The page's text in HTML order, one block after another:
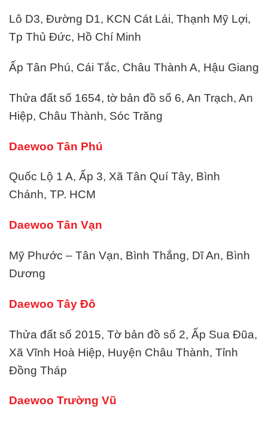
Lô D3, Đường D1, KCN Cát Lái, Thạnh Mỹ Lợi,
Tp Thủ Đức, Hồ Chí Minh
Ấp Tân Phú, Cái Tắc, Châu Thành A, Hậu Giang
Thửa đất số 1654, tờ bản đồ số 6, An Trạch, An
Hiệp, Châu Thành, Sóc Trăng
Daewoo Tân Phú
Quốc Lộ 1 A, Ấp 3, Xã Tân Quí Tây, Bình
Chánh, TP. HCM
Daewoo Tân Vạn
Mỹ Phước – Tân Vạn, Bình Thắng, Dĩ An, Bình
Dương
Daewoo Tây Đô
Thửa đất số 2015, Tờ bản đồ số 2, Ấp Sua Đũa,
Xã Vĩnh Hoà Hiệp, Huyện Châu Thành, Tỉnh
Đồng Tháp
Daewoo Trường Vũ